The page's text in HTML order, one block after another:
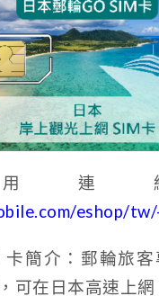
連
eshop/
卡簡介：郵輪旅
可在日本高速上網